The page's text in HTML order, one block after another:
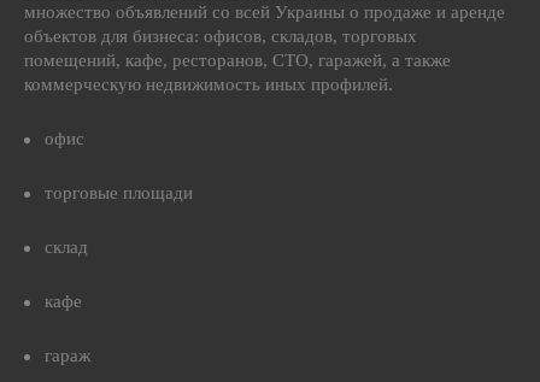
множество объявлений со всей Украины о продаже и аренде
объектов для бизнеса: офисов, складов, торговых
помещений, кафе, ресторанов, СТО, гаражей, а также
коммерческую недвижимость иных профилей.
офис
торговые площади
склад
кафе
гараж